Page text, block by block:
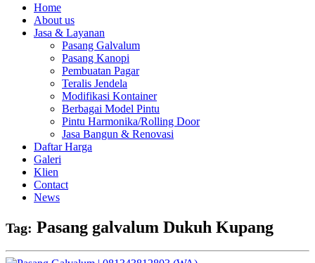
Home
About us
Jasa & Layanan
Pasang Galvalum
Pasang Kanopi
Pembuatan Pagar
Teralis Jendela
Modifikasi Kontainer
Berbagai Model Pintu
Pintu Harmonika/Rolling Door
Jasa Bangun & Renovasi
Daftar Harga
Galeri
Klien
Contact
News
Tag: Pasang galvalum Dukuh Kupang